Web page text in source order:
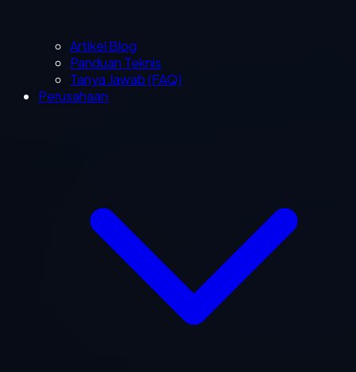
Artikel Blog
Panduan Teknis
Tanya Jawab (FAQ)
Perusahaan